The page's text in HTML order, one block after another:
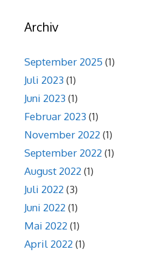
Archiv
September 2025 (1)
Juli 2023 (1)
Juni 2023 (1)
Februar 2023 (1)
November 2022 (1)
September 2022 (1)
August 2022 (1)
Juli 2022 (3)
Juni 2022 (1)
Mai 2022 (1)
April 2022 (1)